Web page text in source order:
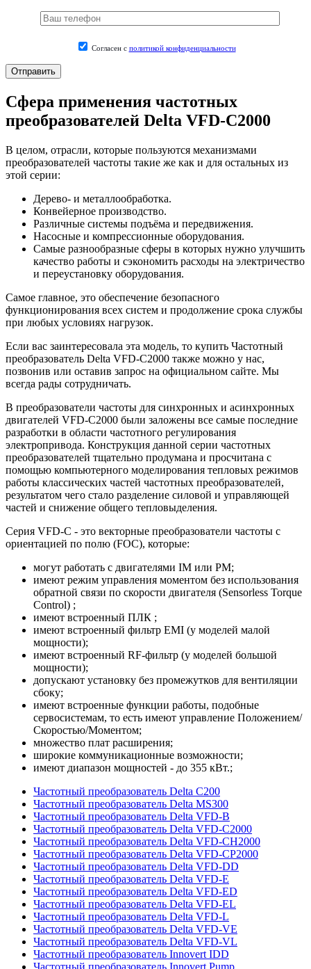
Согласен с политикой конфиденциальности
Сфера применения частотных
преобразователей Delta VFD-C2000
В целом, отрасли, которые пользуются механизмами
преобразователей частоты такие же как и для остальных из
этой серии:
Дерево- и металлообработка.
Конвейерное производство.
Различные системы подъёма и передвижения.
Насосные и компрессионные оборудования.
Самые разнообразные сферы в которых нужно улучшить
качество работы и сэкономить расходы на электричество
и переустановку оборудования.
Самое главное, это обеспечение безопасного
функционирования всех систем и продолжение срока службы
при любых условиях нагрузок.
Если вас заинтересовала эта модель, то купить Частотный
преобразователь Delta VFD-C2000 также можно у нас,
позвонив или оставив запрос на официальном сайте. Мы
всегда рады сотрудничать.
В преобразователи частоты для синхронных и асинхронных
двигателей VFD-C2000 были заложены все самые последние
разработки в области частотного регулирования
электропривода. Конструкция данной серии частотных
преобразователей тщательно продумана и просчитана с
помощью компьютерного моделирования тепловых режимов
работы классических частей частотных преобразователей,
результатом чего стало разделение силовой и управляющей
частей и снижение общего тепловыделения.
Серия VFD-C - это векторные преобразователи частоты с
ориентацией по полю (FOC), которые:
могут работать с двигателями IM или PM;
имеют режим управления моментом без использования
обратной связи по скорости двигателя (Sensorless Torque
Control) ;
имеют встроенный ПЛК ;
имеют встроенный фильтр EMI (у моделей малой
мощности);
имеют встроенный RF-фильтр (у моделей большой
мощности);
допускают установку без промежутков для вентиляции
сбоку;
имеют встроенные функции работы, подобные
сервосистемам, то есть имеют управление Положением/
Скоростью/Моментом;
множество плат расширения;
широкие коммуникационные возможности;
имеют диапазон мощностей - до 355 кВт.;
Частотный преобразователь Delta C200
Частотный преобразователь Delta MS300
Частотный преобразователь Delta VFD-B
Частотный преобразователь Delta VFD-C2000
Частотный преобразователь Delta VFD-CH2000
Частотный преобразователь Delta VFD-CP2000
Частотный преобразователь Delta VFD-DD
Частотный преобразователь Delta VFD-E
Частотный преобразователь Delta VFD-ED
Частотный преобразователь Delta VFD-EL
Частотный преобразователь Delta VFD-L
Частотный преобразователь Delta VFD-VE
Частотный преобразователь Delta VFD-VL
Частотный преобразователь Innovert IDD
Частотный преобразователь Innovert Pump